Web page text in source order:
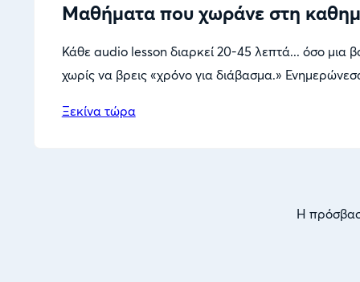
Μαθήματα που χωράνε στη
Κάθε audio lesson διαρκεί 20-45 λεπτά... όσο μια
χωρίς να βρεις «χρόνο για διάβασμα.»
Ξεκίνα τώρα
Η